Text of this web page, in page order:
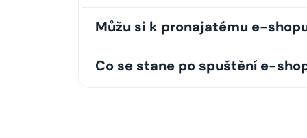
Můžu si k pronajatému e-
Co se stane po spuštění e-